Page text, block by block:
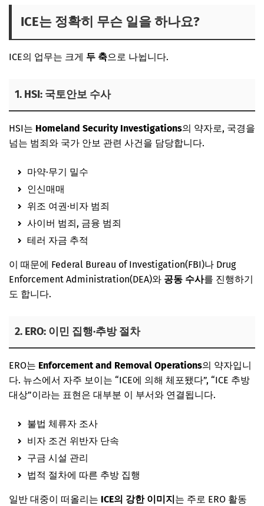
ICE는 정확히 무슨 일을 하나요?
ICE의 업무는 크게 두 축으로 나뉩니다.
1. HSI: 국토안보 수사
HSI는 Homeland Security Investigations의 약자로, 국경을
넘는 범죄와 국가 안보 관련 사건을 담당합니다.
마약·무기 밀수
인신매매
위조 여권·비자 범죄
사이버 범죄, 금융 범죄
테러 자금 추적
이 때문에 Federal Bureau of Investigation(FBI)나 Drug
Enforcement Administration(DEA)와 공동 수사를 진행하기
도 합니다.
2. ERO: 이민 집행·추방 절차
ERO는 Enforcement and Removal Operations의 약자입니
다. 뉴스에서 자주 보이는 “ICE에 의해 체포됐다”, “ICE 추방
대상”이라는 표현은 대부분 이 부서와 연결됩니다.
불법 체류자 조사
비자 조건 위반자 단속
구금 시설 관리
법적 절차에 따른 추방 집행
일반 대중이 떠올리는 ICE의 강한 이미지 는 주로 ERO 활동